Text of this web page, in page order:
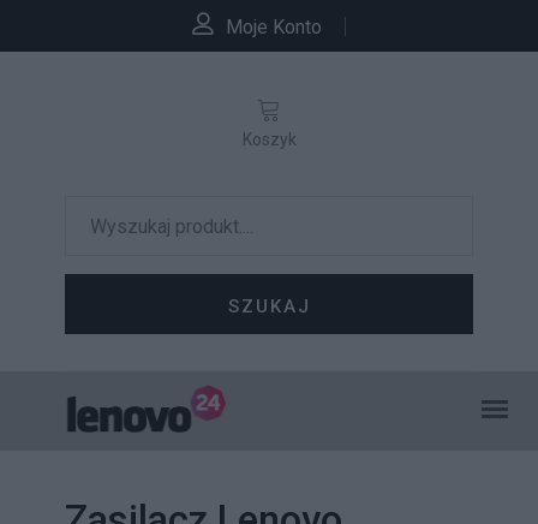
Moje Konto
SZUKAJ
Koszyk